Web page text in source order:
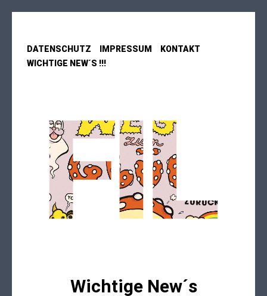
DATENSCHUTZ IMPRESSUM
KONTAKT
WICHTIGE NEW´S !!!
Wichtige New´s